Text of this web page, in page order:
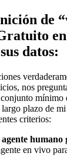
de
datos:
nos
mínimo
plazo de
criterios:
humano
en vivo